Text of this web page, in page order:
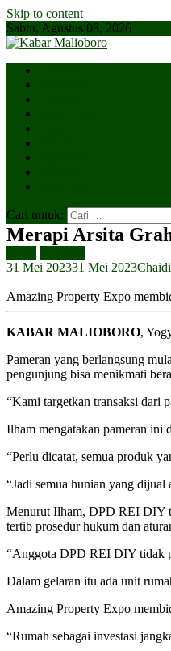
Skip to content
Sabtu, Agustus 08, 2026
Cari untuk:
Merapi Arsita
31 Mei 202331 Mei 2023
Amazing Property Expo
KABAR MALIOBORO,
Pameran yang berlangsung
pengunjung bisa menikmati
“Kami targetkan transaksi dari
Ilham mengatakan pameran
“Perlu dicatat, semua produk
“Jadi semua hunian yang dijual
Menurut Ilham, DPD REI DIY
tertib prosedur hukum dan
“Anggota DPD REI DIY tidak
Dalam gelaran itu ada unit
Amazing Property Expo
“Rumah sebagai investasi